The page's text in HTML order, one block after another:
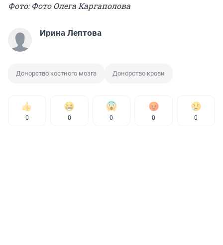
Фото: Фото Олега Каргаполова
Ирина Лептова
Донорство костного мозга Донорство крови
0 0 0 0 0